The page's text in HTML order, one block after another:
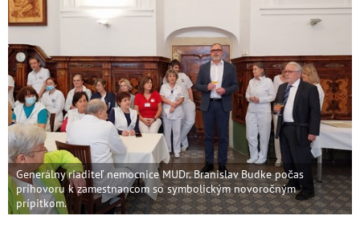
Generálny riaditeľ nemocnice MUDr. Branislav Budke počas
príhovoru k zamestnancom so symbolickým novoročným
prípitkom.